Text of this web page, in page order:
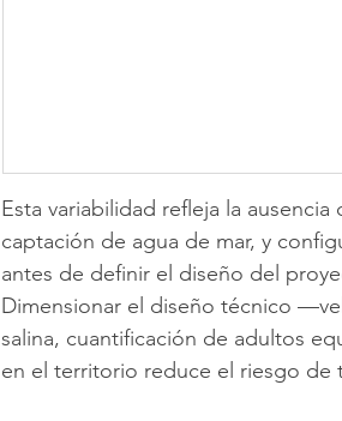
Esta variabilidad refleja la
captación de agua de mar, y
antes de definir el diseño del
Dimensionar el diseño técnico
salina, cuantificación de adultos
en el territorio reduce el riesgo de